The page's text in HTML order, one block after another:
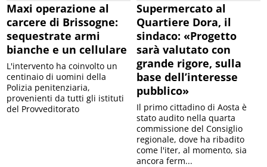
Maxi operazione al
carcere di Brissogne:
sequestrate armi
bianche e un cellulare
L'intervento ha coinvolto un
centinaio di uomini della
Polizia penitenziaria,
provenienti da tutti gli istituti
del Provveditorato
Supermercato al
Quartiere Dora, il
sindaco: «Progetto
sarà valutato con
grande rigore, sulla
base dell’interesse
pubblico»
Il primo cittadino di Aosta è
stato audito nella quarta
commissione del Consiglio
regionale, dove ha ribadito
come l'iter, al momento, sia
ancora ferm...